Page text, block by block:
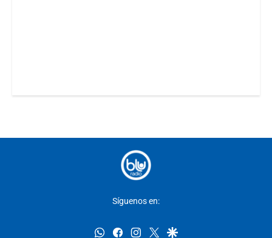
Síguenos en:
whatsappfacebookinstagram
twittergoogle